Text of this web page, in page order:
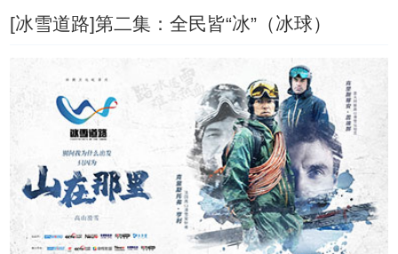
[冰雪道路]第二集：全民皆“冰”（冰球）